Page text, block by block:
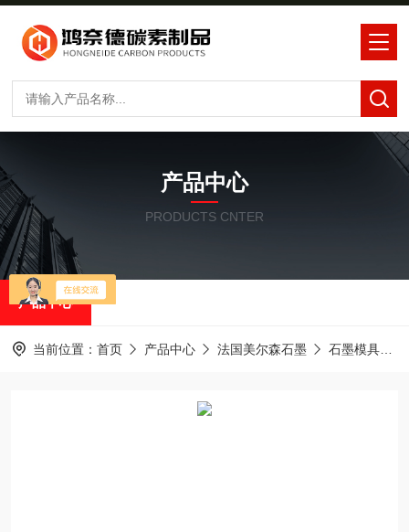
产品中心
PRODUCTS CNTER
产品中心
当前位置： 首页 产品中心 法国美尔森石墨 石墨模具